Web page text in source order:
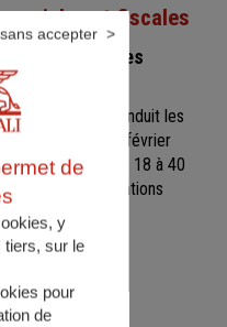
sociales et fiscales
de charges
2025 reconduit les
annoncées en février
âgés de 18 à 40
des cotisations
de
y
sur le
pour
de
accepter